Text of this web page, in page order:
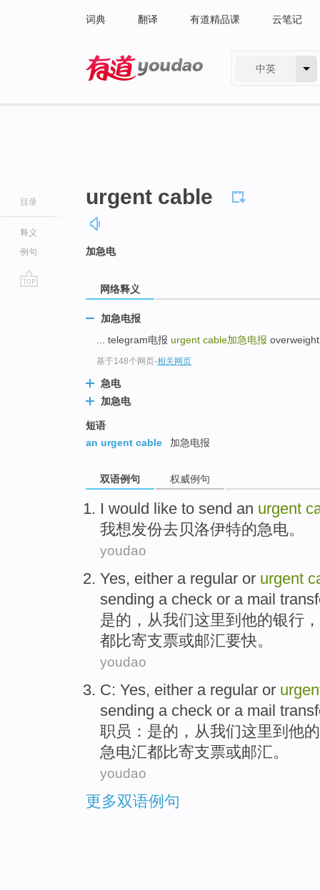
词典 翻译 有道精品课 云笔记
中英
目录
释义
例句
urgent cable
加急电
网络释义
加急电报
... telegram电报 urgent cable加急电报
基于148个网页-相关网页
急电
加急电
短语
an urgent cable
加急电报
双语例句 权威例句
I would like to send an urgent
我想发份去贝洛伊特的急电。
youdao
Yes, either a regular or urgent
sending a check or a mail
是的 ， 从我们这里到 他的银行，
都比寄支票或邮汇要快。
youdao
C: Yes, either a regular or
sending a check or a mail
职员 ： 是的 ， 从我们这里到 他的
急电汇都比寄支票或邮汇。
youdao
更多双语例句